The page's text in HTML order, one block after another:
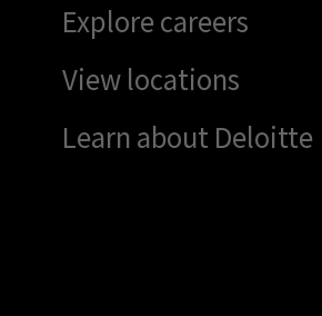
Explore careers
View locations
Learn about Deloitte